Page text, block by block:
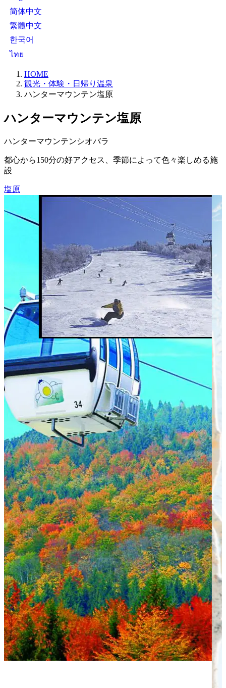
简体中文
繁體中文
한국어
ไทย
HOME
観光・体験・日帰り温泉
ハンターマウンテン塩原
ハンターマウンテン塩原
ハンターマウンテンシオバラ
都心から150分の好アクセス、季節によって色々楽しめる施
設
塩原